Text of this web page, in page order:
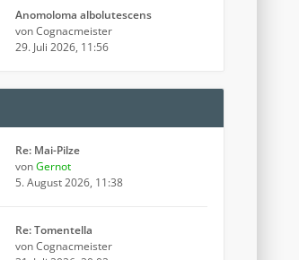
Anomoloma albolutescens
vonCognacmeister
29. Juli 2026, 11:56
Re: Mai-Pilze
vonGernot
5. August 2026, 11:38
Re: Tomentella
vonCognacmeister